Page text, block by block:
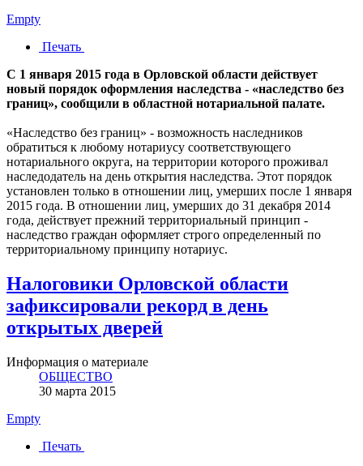
Empty
Печать
С 1 января 2015 года в Орловской области действует
новый порядок оформления наследства - «наследство без
границ», сообщили в областной нотариальной палате.
«Наследство без границ» - возможность наследников
обратиться к любому нотариусу соответствующего
нотариального округа, на территории которого проживал
наследодатель на день открытия наследства. Этот порядок
установлен только в отношении лиц, умерших после 1 января
2015 года. В отношении лиц, умерших до 31 декабря 2014
года, действует прежний территориальный принцип -
наследство граждан оформляет строго определенный по
территориальному принципу нотариус.
Налоговики Орловской области
зафиксировали рекорд в день
открытых дверей
Информация о материале
ОБЩЕСТВО
30 марта 2015
Empty
Печать